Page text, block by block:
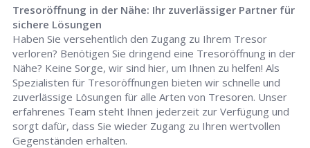
Tresoröffnung in der Nähe: Ihr zuverlässiger Partner für
sichere Lösungen
Haben Sie versehentlich den Zugang zu Ihrem Tresor
verloren? Benötigen Sie dringend eine Tresoröffnung in der
Nähe? Keine Sorge, wir sind hier, um Ihnen zu helfen! Als
Spezialisten für Tresoröffnungen bieten wir schnelle und
zuverlässige Lösungen für alle Arten von Tresoren. Unser
erfahrenes Team steht Ihnen jederzeit zur Verfügung und
sorgt dafür, dass Sie wieder Zugang zu Ihren wertvollen
Gegenständen erhalten.